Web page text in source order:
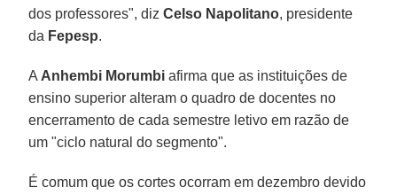
dos professores", dizCelso Napolitano, presidente
da Fepesp.
A Anhembi Morumbi afirma que as instituições de
ensino superior alteram o quadro de docentes no
encerramento de cada semestre letivo em razão de
um "ciclo natural do segmento".
É comum que os cortes ocorram em dezembro devido